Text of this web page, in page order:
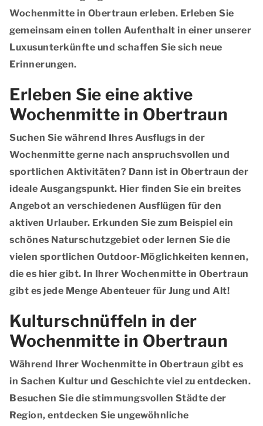
Wochenmitte in Obertraun erleben. Erleben Sie
gemeinsam einen tollen Aufenthalt in einer unserer
Luxusunterkünfte und schaffen Sie sich neue
Erinnerungen.
Erleben Sie eine aktive
Wochenmitte in Obertraun
Suchen Sie während Ihres Ausflugs in der
Wochenmitte gerne nach anspruchsvollen und
sportlichen Aktivitäten? Dann ist in Obertraun der
ideale Ausgangspunkt. Hier finden Sie ein breites
Angebot an verschiedenen Ausflügen für den
aktiven Urlauber. Erkunden Sie zum Beispiel ein
schönes Naturschutzgebiet oder lernen Sie die
vielen sportlichen Outdoor-Möglichkeiten kennen,
die es hier gibt. In Ihrer Wochenmitte in Obertraun
gibt es jede Menge Abenteuer für Jung und Alt!
Kulturschnüffeln in der
Wochenmitte in Obertraun
Während Ihrer Wochenmitte in Obertraun gibt es
in Sachen Kultur und Geschichte viel zu entdecken.
Besuchen Sie die stimmungsvollen Städte der
Region, entdecken Sie ungewöhnliche